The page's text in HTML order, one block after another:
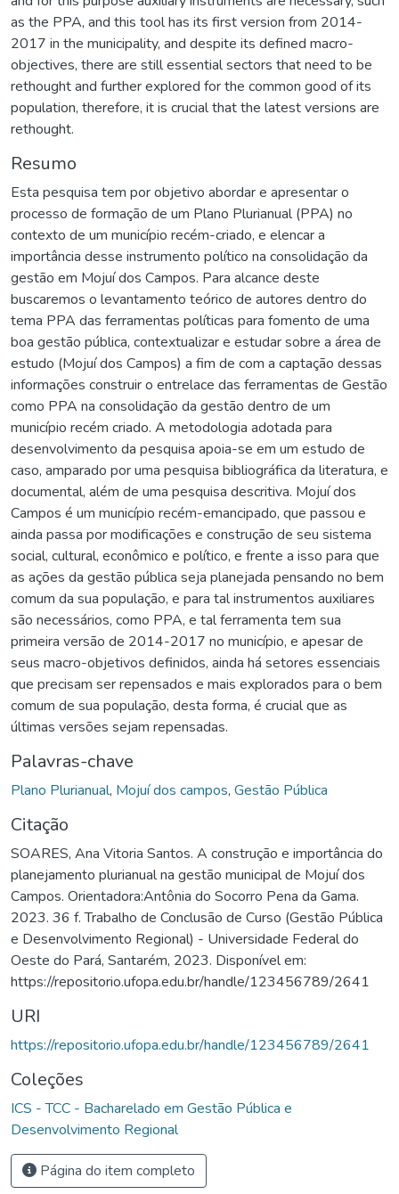
as the PPA, and this tool has its first version from 2014-
2017 in the municipality, and despite its defined macro-
objectives, there are still essential sectors that need to be
rethought and further explored for the common good of its
population, therefore, it is crucial that the latest versions are
rethought.
Resumo
Esta pesquisa tem por objetivo abordar e apresentar o
processo de formação de um Plano Plurianual (PPA) no
contexto de um município recém-criado, e elencar a
importância desse instrumento político na consolidação da
gestão em Mojuí dos Campos. Para alcance deste
buscaremos o levantamento teórico de autores dentro do
tema PPA das ferramentas políticas para fomento de uma
boa gestão pública, contextualizar e estudar sobre a área de
estudo (Mojuí dos Campos) a fim de com a captação dessas
informações construir o entrelace das ferramentas de Gestão
como PPA na consolidação da gestão dentro de um
município recém criado. A metodologia adotada para
desenvolvimento da pesquisa apoia-se em um estudo de
caso, amparado por uma pesquisa bibliográfica da literatura, e
documental, além de uma pesquisa descritiva. Mojuí dos
Campos é um município recém-emancipado, que passou e
ainda passa por modificações e construção de seu sistema
social, cultural, econômico e político, e frente a isso para que
as ações da gestão pública seja planejada pensando no bem
comum da sua população, e para tal instrumentos auxiliares
são necessários, como PPA, e tal ferramenta tem sua
primeira versão de 2014-2017 no município, e apesar de
seus macro-objetivos definidos, ainda há setores essenciais
que precisam ser repensados e mais explorados para o bem
comum de sua população, desta forma, é crucial que as
últimas versões sejam repensadas.
Palavras-chave
Plano Plurianual, Mojuí dos campos, Gestão Pública
Citação
SOARES, Ana Vitoria Santos. A construção e importância do
planejamento plurianual na gestão municipal de Mojuí dos
Campos. Orientadora:Antônia do Socorro Pena da Gama.
2023. 36 f. Trabalho de Conclusão de Curso (Gestão Pública
e Desenvolvimento Regional) - Universidade Federal do
Oeste do Pará, Santarém, 2023. Disponível em:
https://repositorio.ufopa.edu.br/handle/123456789/2641
URI
https://repositorio.ufopa.edu.br/handle/123456789/2641
Coleções
ICS - TCC - Bacharelado em Gestão Pública e
Desenvolvimento Regional
Página do item completo